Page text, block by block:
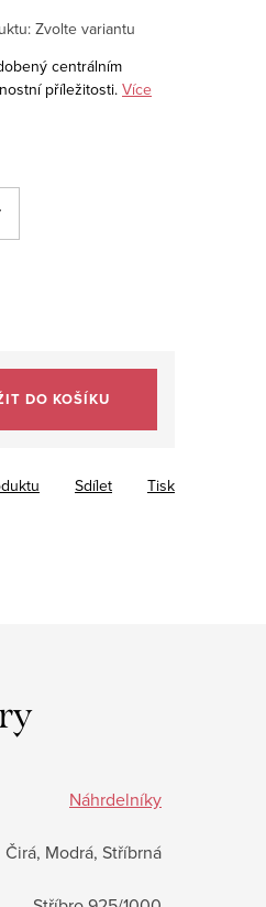
Zvolte variantu
centrálním
příležitosti. Více
DO KOŠÍKU
Tisk
Sdílet
Náhrdelníky
Čirá, Modrá, Stříbrná